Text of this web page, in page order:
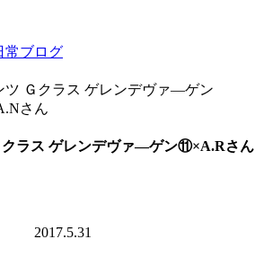
常ブログ
ツ Ｇクラス ゲレンデヴァ―ゲン
さん
クラス ゲレンデヴァ―ゲン⑪×A.Rさん
2017.5.31